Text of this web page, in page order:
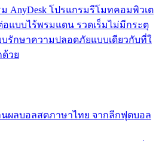
AnyDesk โปรแกรมรีโมทคอมพิวเต
แบบไร้พรมแดน รวดเร็มไม่มีกระตุ
รักษาความปลอดภัยแบบเดียวกับที่ใ
วย
านผลบอลสดภาษาไทย จากลีกฟุตบอล